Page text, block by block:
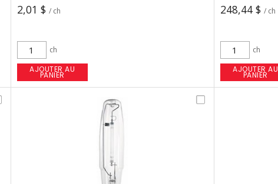
2,01 $ / ch
ch
AJOUTER AU
PANIER
248,44 $ / ch
ch
AJOUTER AU
PANIER